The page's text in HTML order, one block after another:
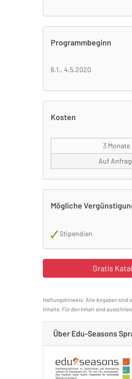
Programmbeginn
6.1., 4.5.2020
Kosten
3 Monate
Auf
Mögliche
Stipendien
Haftungshinweis: Alle Angaben sind
Inhalte. Für den Inhalt sind
Über Edu-Seasons